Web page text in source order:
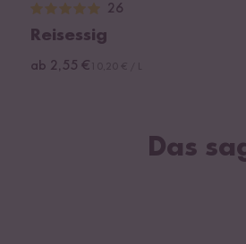
26
Reisessig
ab 2,55 €
Das